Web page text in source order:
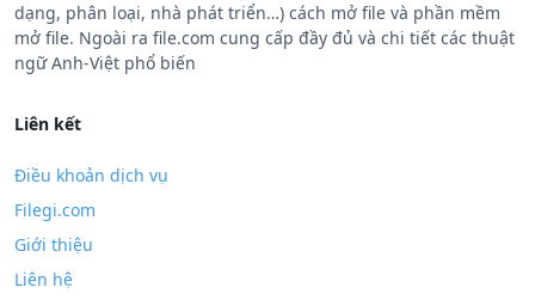
dạng, phân loại, nhà phát triển…) cách mở file và phần mềm
mở file. Ngoài ra file.com cung cấp đầy đủ và chi tiết các thuật
ngữ Anh-Việt phổ biến
Liên kết
Điều khoản dịch vụ
Filegi.com
Giới thiệu
Liên hệ